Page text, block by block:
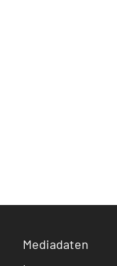
Mediadaten